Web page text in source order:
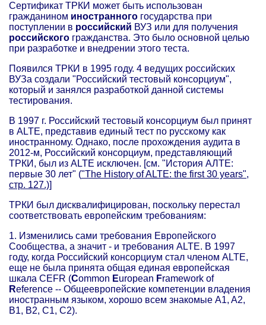
Сертификат ТРКИ может быть использован
гражданином иностранного государства при
поступлении в российский ВУЗ или для получения
российского гражданства. Это было основной целью
при разработке и внедрении этого теста.
Появился ТРКИ в 1995 году. 4 ведущих российских
ВУЗа создали "Российский тестовый консорциум",
который и занялся разработкой данной системы
тестирования.
В 1997 г. Российский тестовый консорциум был принят
в ALTE, представив единый тест по русскому как
иностранному. Однако, после прохождения аудита в
2012-м, Российский консорциум, представляющий
ТРКИ, был из ALTE исключен. [см. "История АЛТЕ:
первые 30 лет" ("The History of ALTE: the first 30 years",
стр. 127.)]
ТРКИ был дисквалифицирован, поскольку перестал
соответствовать европейским требованиям:
1. Изменились сами требования Европейского
Сообщества, а значит - и требования ALTE. В 1997
году, когда Российский консорциум стал членом ALTE,
еще не была принята общая единая европейская
шкала CEFR (Common European Framework of
Reference -- Общеевропейские компетенции владения
иностранным языком, хорошо всем знакомые A1, A2,
В1, В2, С1, C2).